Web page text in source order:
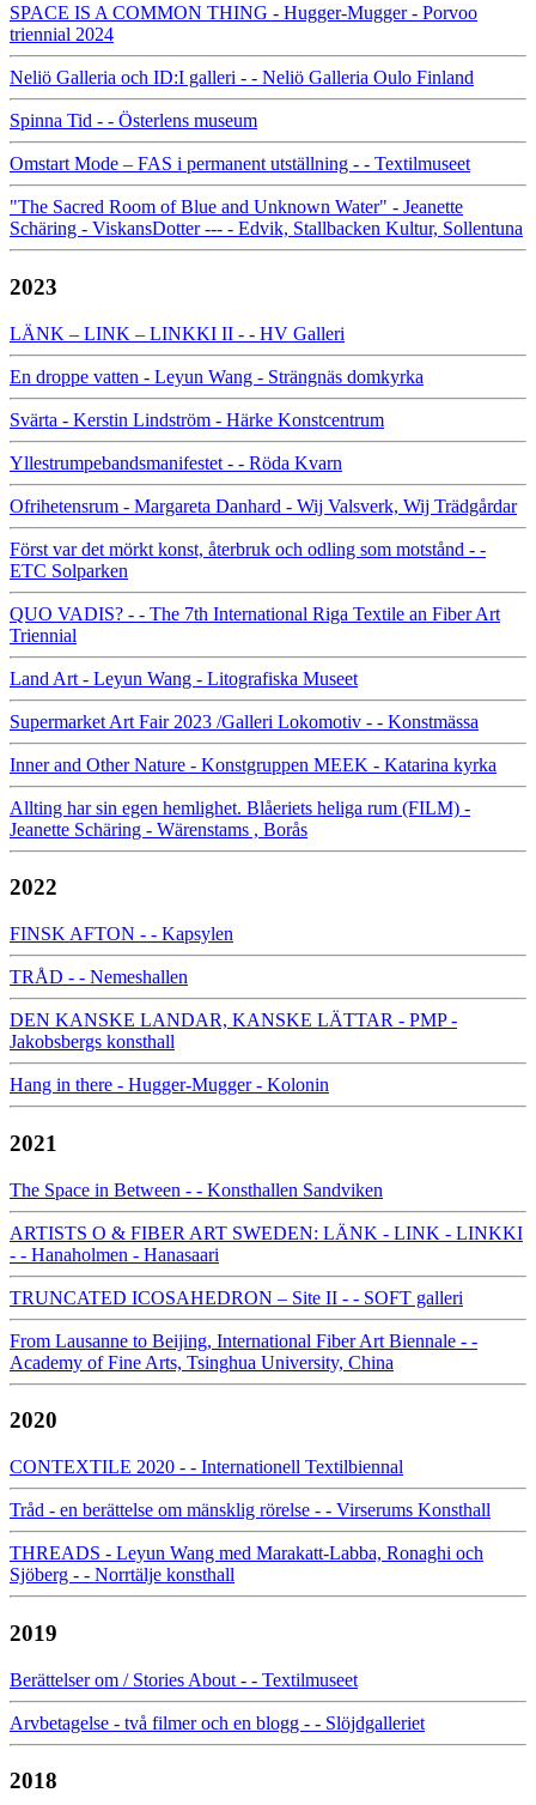
SPACE IS A COMMON THING - Hugger-Mugger - Porvoo
triennial 2024
Neliö Galleria och ID:I galleri - - Neliö Galleria Oulo Finland
Spinna Tid - - Österlens museum
Omstart Mode – FAS i permanent utställning - - Textilmuseet
"The Sacred Room of Blue and Unknown Water" - Jeanette
Schäring - ViskansDotter --- - Edvik, Stallbacken Kultur, Sollentuna
2023
LÄNK – LINK – LINKKI II - - HV Galleri
En droppe vatten - Leyun Wang - Strängnäs domkyrka
Svärta - Kerstin Lindström - Härke Konstcentrum
Yllestrumpebandsmanifestet - - Röda Kvarn
Ofrihetensrum - Margareta Danhard - Wij Valsverk, Wij Trädgårdar
Först var det mörkt konst, återbruk och odling som motstånd - -
ETC Solparken
QUO VADIS? - - The 7th International Riga Textile an Fiber Art
Triennial
Land Art - Leyun Wang - Litografiska Museet
Supermarket Art Fair 2023 /Galleri Lokomotiv - - Konstmässa
Inner and Other Nature - Konstgruppen MEEK - Katarina kyrka
Allting har sin egen hemlighet. Blåeriets heliga rum (FILM) -
Jeanette Schäring - Wärenstams , Borås
2022
FINSK AFTON - - Kapsylen
TRÅD - - Nemeshallen
DEN KANSKE LANDAR, KANSKE LÄTTAR - PMP -
Jakobsbergs konsthall
Hang in there - Hugger-Mugger - Kolonin
2021
The Space in Between - - Konsthallen Sandviken
ARTISTS O & FIBER ART SWEDEN: LÄNK - LINK - LINKKI
- - Hanaholmen - Hanasaari
TRUNCATED ICOSAHEDRON – Site II - - SOFT galleri
From Lausanne to Beijing, International Fiber Art Biennale - -
Academy of Fine Arts, Tsinghua University, China
2020
CONTEXTILE 2020 - - Internationell Textilbiennal
Tråd - en berättelse om mänsklig rörelse - - Virserums Konsthall
THREADS - Leyun Wang med Marakatt-Labba, Ronaghi och
Sjöberg - - Norrtälje konsthall
2019
Berättelser om / Stories About - - Textilmuseet
Arvbetagelse - två filmer och en blogg - - Slöjdgalleriet
2018